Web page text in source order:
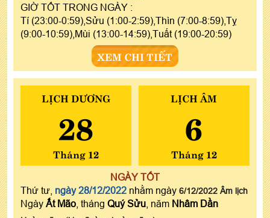
GIỜ TỐT TRONG NGÀY :
Tí (23:00-0:59),Sửu (1:00-2:59),Thìn (7:00-8:59),Tỵ
(9:00-10:59),Mùi (13:00-14:59),Tuất (19:00-20:59)
XEM CHI TIẾT
LỊCH DƯƠNG
28
Tháng 12
LỊCH ÂM
6
Tháng 12
NGÀY TỐT
Thứ tư, ngày 28/12/2022 nhằm ngày 6/12/2022 Âm lịch
Ngày Ất Mão , tháng Quý Sửu , năm Nhâm Dần